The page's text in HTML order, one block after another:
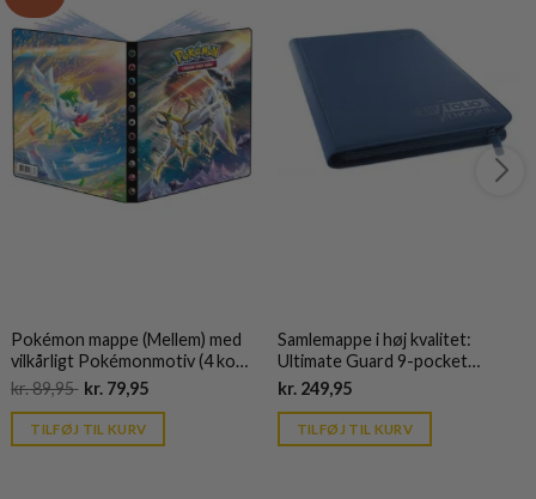
Pokémon mappe (Mellem) med
vilkårligt Pokémonmotiv (4 kort
pr. side)
kr.89,95 Original
was:
kr. 89,95.
kr.79,95Current
is:
TILFØJ TIL KURV
Samlemappe i høj kvalitet:
Ultimate Guard 9-pocket
ZipFolio XenoSkin - Blå
kr.249,95Current
is:
kr. 39,95.
TILFØJ TIL KURV